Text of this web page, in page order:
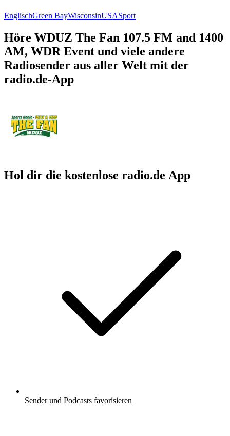
EnglischGreen BayWisconsinUSASport
Höre WDUZ The Fan 107.5 FM and 1400
AM, WDR Event und viele andere
Radiosender aus aller Welt mit der
radio.de-App
Hol dir die kostenlose radio.de App
Sender und Podcasts favorisieren